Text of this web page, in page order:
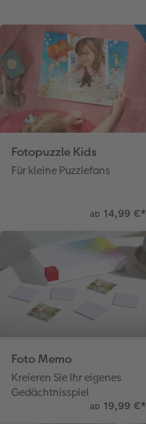
Fotopuzzle Kids
Für kleine Puzzlefans
ab 14,99 €*
Foto Memo
Kreieren Sie Ihr eigenes
Gedächtnisspiel
ab 19,99 €*